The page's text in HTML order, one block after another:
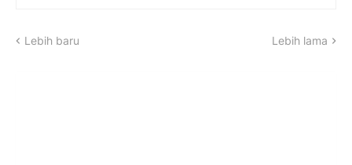
Lebih baru Lebih lama